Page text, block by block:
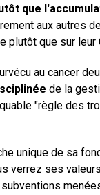
que
aux autres
plutôt que sur leur
au cancer
de la
"règle des
unique de sa
verrez ses